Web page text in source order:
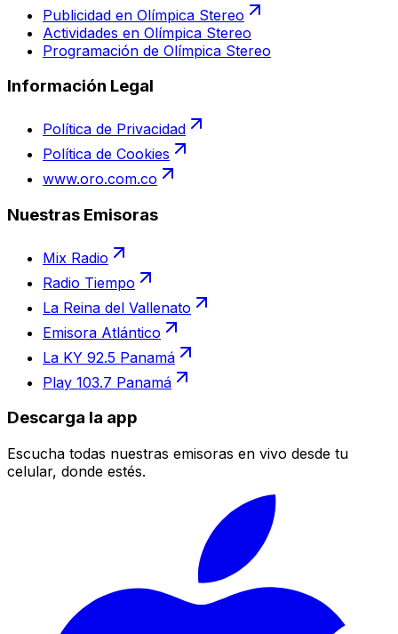
Publicidad en Olímpica Stereo
Actividades en Olímpica Stereo
Programación de Olímpica Stereo
Información Legal
Política de Privacidad
Política de Cookies
www.oro.com.co
Nuestras Emisoras
Mix Radio
Radio Tiempo
La Reina del Vallenato
Emisora Atlántico
La KY 92.5 Panamá
Play 103.7 Panamá
Descarga la app
Escucha todas nuestras emisoras en vivo desde tu
celular, donde estés.